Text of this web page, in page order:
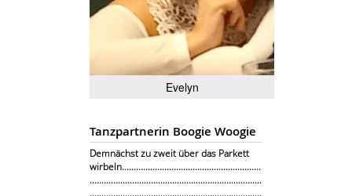
Evelyn
Tanzpartnerin Boogie Woogie
Demnächst zu zweit über das Parkett
wirbeln...........................................................
.........................................................................